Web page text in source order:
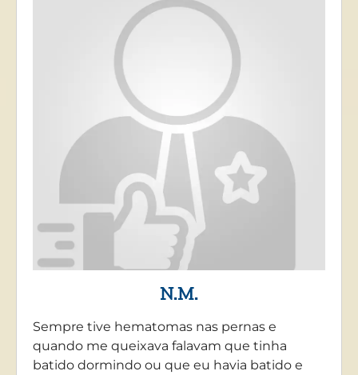
N.M.
Sempre tive hematomas nas pernas e
quando me queixava falavam que tinha
batido dormindo ou que eu havia batido e